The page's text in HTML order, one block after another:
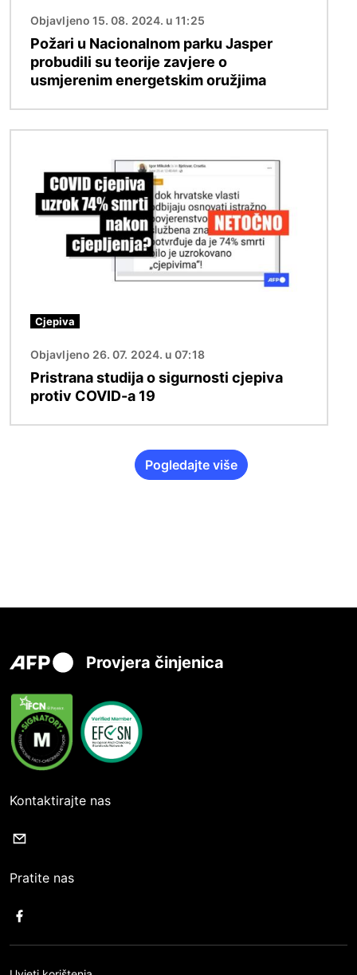
Objavljeno 15. 08. 2024. u 11:25
Požari u Nacionalnom parku Jasper
probudili su teorije zavjere o
usmjerenim energetskim oružjima
Cjepiva
Objavljeno 26. 07. 2024. u 07:18
Pristrana studija o sigurnosti cjepiva
protiv COVID-a 19
Pogledajte više
Provjera činjenica
Kontaktirajte nas
Pratite nas